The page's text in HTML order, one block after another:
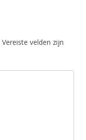
Vereiste velden zijn